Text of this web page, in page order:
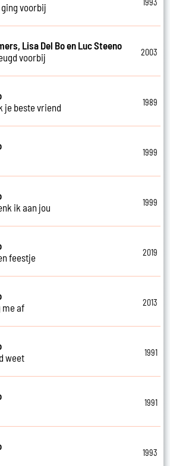
voorbij
Lisa Del Bo en Luc Steeno
voorbij
2003
je beste vriend
1989
1999
ik aan jou
1999
feestje
2019
me af
2013
weet
1991
1991
1993